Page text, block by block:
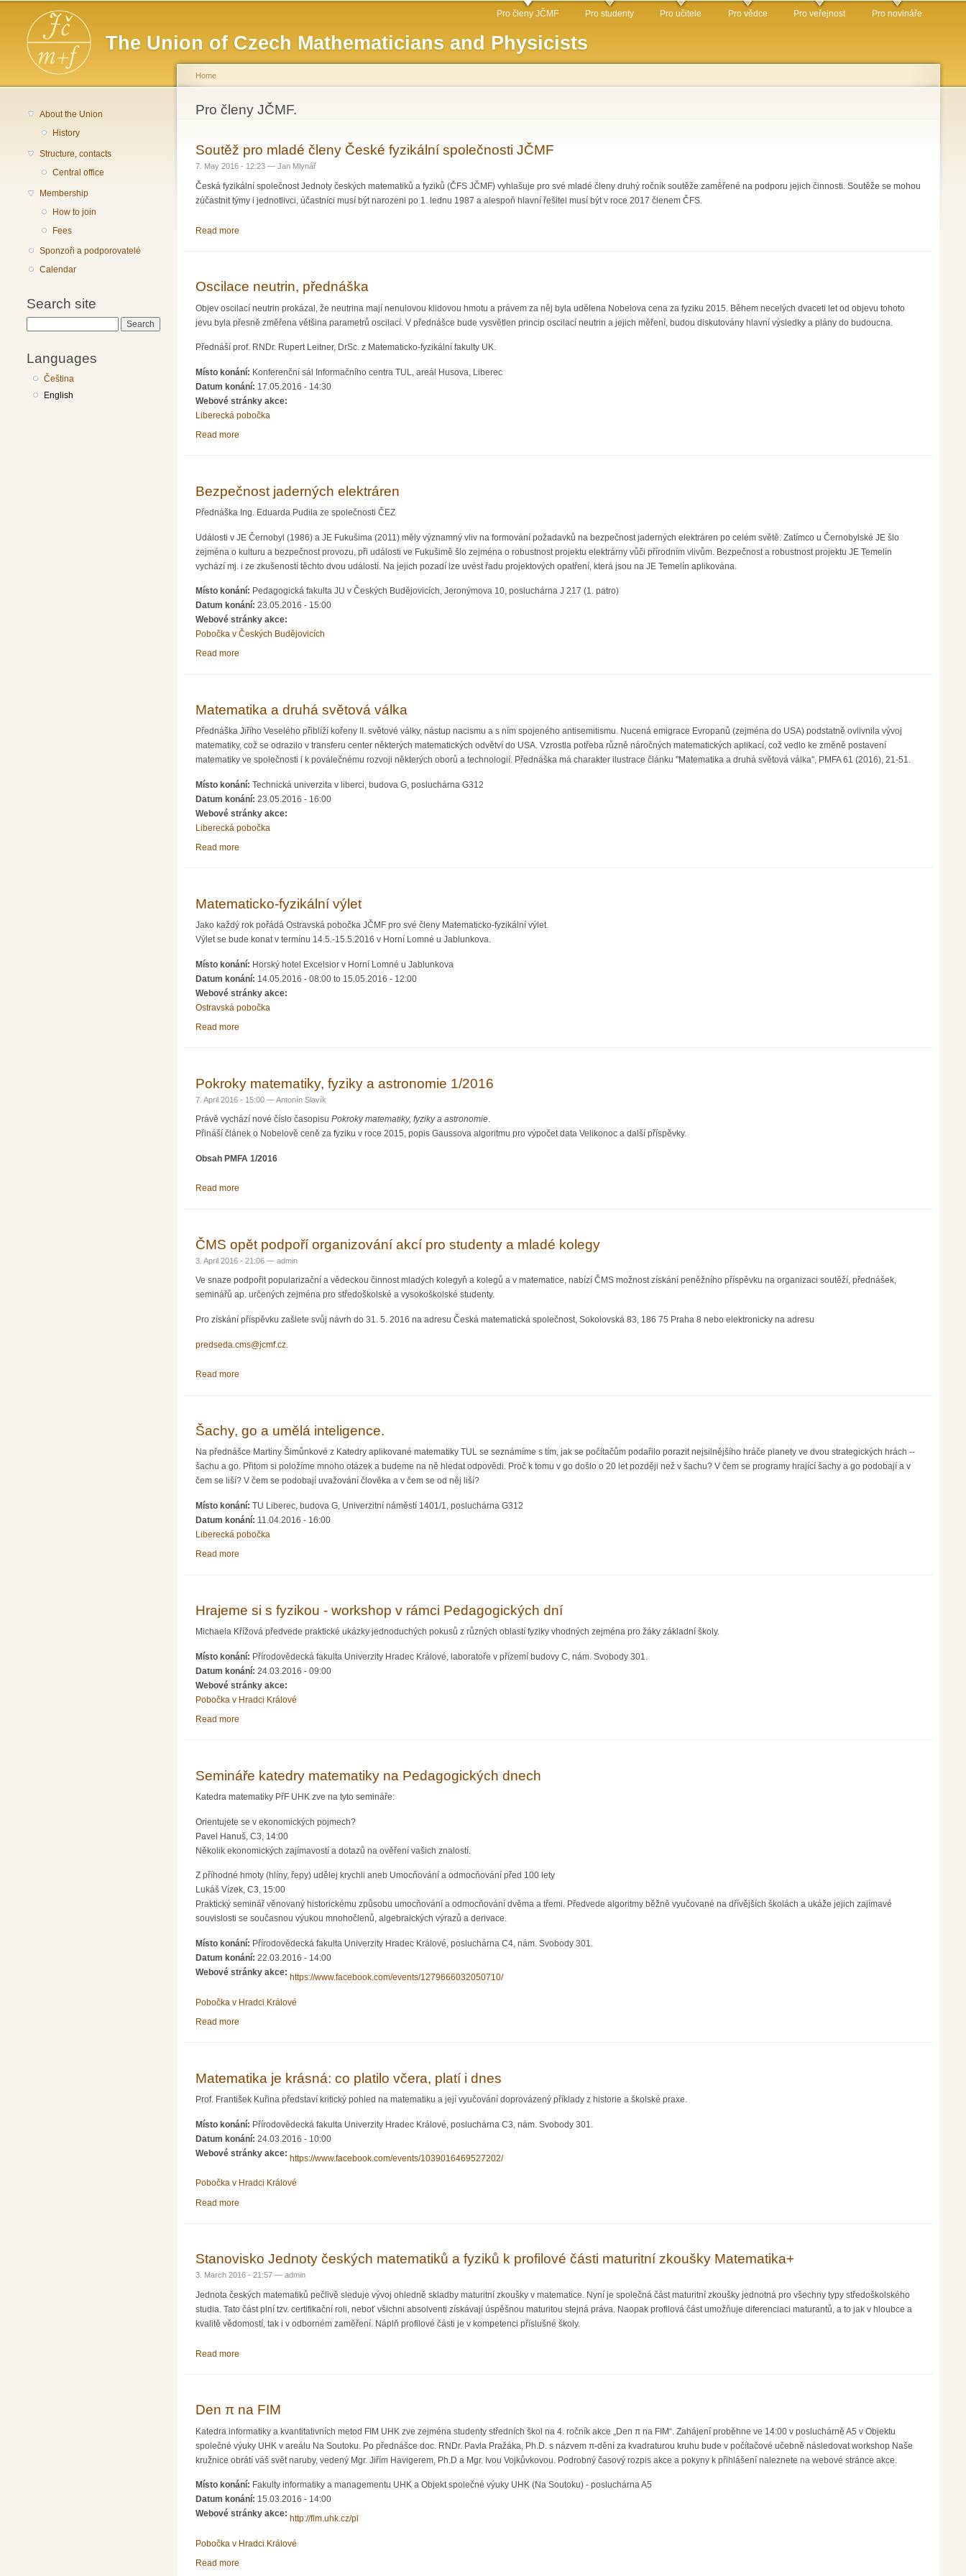
The Union of Czech Mathematicians and Physicists
Main menu Pro členy JČMF Pro studenty Pro učitele Pro vědce Pro veřejnost Pro novináře
About the Union
History
Structure, contacts
Central office
Membership
How to join
Fees
Sponzoři a podporovatelé
Calendar
Search site
Languages
Čeština
English
You are here
Home
Pro členy JČMF.
Soutěž pro mladé členy České fyzikální společnosti JČMF
7. May 2016 - 12:23 — Jan Mlynář
Česká fyzikální společnost Jednoty českých matematiků a fyziků (ČFS JČMF) vyhlašuje pro své mladé členy druhý ročník soutěže zaměřené na podporu jejich činnosti. Soutěže se mohou
zúčastnit týmy i jednotlivci, účastníci musí být narozeni po 1. lednu 1987 a alespoň hlavní řešitel musí být v roce 2017 členem ČFS.
Read more
Oscilace neutrin, přednáška
Objev oscilací neutrin prokázal, že neutrina mají nenulovou klidovou hmotu a právem za něj byla udělena Nobelova cena za fyziku 2015. Během necelých dvaceti let od objevu tohoto
jevu byla přesně změřena většina parametrů oscilací. V přednášce bude vysvětlen princip oscilací neutrin a jejich měření, budou diskutovány hlavní výsledky a plány do budoucna.
Přednáší prof. RNDr. Rupert Leitner, DrSc. z Matematicko-fyzikální fakulty UK.
Místo konání: Konferenční sál Informačního centra TUL, areál Husova, Liberec
Datum konání: 17.05.2016 - 14:30
Webové stránky akce:
Liberecká pobočka
Read more
Bezpečnost jaderných elektráren
Přednáška Ing. Eduarda Pudila ze společnosti ČEZ
Události v JE Černobyl (1986) a JE Fukušima (2011) měly významný vliv na formování požadavků na bezpečnost jaderných elektráren po celém světě. Zatímco u Černobylské JE šlo
zejména o kulturu a bezpečnost provozu, při události ve Fukušimě šlo zejména o robustnost projektu elektrárny vůči přírodním vlivům. Bezpečnost a robustnost projektu JE Temelín
vychází mj. i ze zkušeností těchto dvou událostí. Na jejich pozadí lze uvést řadu projektových opatření, která jsou na JE Temelín aplikována.
Místo konání: Pedagogická fakulta JU v Českých Budějovicích, Jeronýmova 10, posluchárna J 217 (1. patro)
Datum konání: 23.05.2016 - 15:00
Webové stránky akce:
Pobočka v Českých Budějovicích
Read more
Matematika a druhá světová válka
Přednáška Jiřího Veselého přiblíží kořeny II. světové války, nástup nacismu a s ním spojeného antisemitismu. Nucená emigrace Evropanů (zejména do USA) podstatně ovlivnila vývoj
matematiky, což se odrazilo v transferu center některých matematických odvětví do USA. Vzrostla potřeba různě náročných matematických aplikací, což vedlo ke změně postavení
matematiky ve společnosti i k poválečnému rozvoji některých oborů a technologií. Přednáška má charakter ilustrace článku "Matematika a druhá světová válka", PMFA 61 (2016), 21-51.
Místo konání: Technická univerzita v liberci, budova G, posluchárna G312
Datum konání: 23.05.2016 - 16:00
Webové stránky akce:
Liberecká pobočka
Read more
Matematicko-fyzikální výlet
Jako každý rok pořádá Ostravská pobočka JČMF pro své členy Matematicko-fyzikální výlet.
Výlet se bude konat v termínu 14.5.-15.5.2016 v Horní Lomné u Jablunkova.
Místo konání: Horský hotel Excelsior v Horní Lomné u Jablunkova
Datum konání: 14.05.2016 - 08:00 to 15.05.2016 - 12:00
Webové stránky akce:
Ostravská pobočka
Read more
Pokroky matematiky, fyziky a astronomie 1/2016
7. April 2016 - 15:00 —Antonín Slavík
Právě vychází nové číslo časopisu Pokroky matematiky, fyziky a astronomie.
Přináší článek o Nobelově ceně za fyziku v roce 2015, popis Gaussova algoritmu pro výpočet data Velikonoc a další příspěvky.
Obsah PMFA 1/2016
Read more
ČMS opět podpoří organizování akcí pro studenty a mladé kolegy
3. April 2016 - 21:06 — admin
Ve snaze podpořit popularizační a vědeckou činnost mladých kolegyň a kolegů a v matematice, nabízí ČMS možnost získání peněžního příspěvku na organizaci soutěží, přednášek,
seminářů ap. určených zejména pro středoškolské a vysokoškolské studenty.
Pro získání příspěvku zašlete svůj návrh do 31. 5. 2016 na adresu Česká matematická společnost, Sokolovská 83, 186 75 Praha 8 nebo elektronicky na adresu
predseda.cms@jcmf.cz
Read more
Šachy, go a umělá inteligence.
Na přednášce Martiny Šimůnkové z Katedry aplikované matematiky TUL se seznámíme s tím, jak se počítačům podařilo porazit nejsilnějšího hráče planety ve dvou strategických hrách --
šachu a go. Přitom si položíme mnoho otázek a budeme na ně hledat odpovědi. Proč k tomu v go došlo o 20 let později než v šachu? V čem se programy hrající šachy a go podobají a v
čem se liší? V čem se podobají uvažování člověka a v čem se od něj liší?
Místo konání: TU Liberec, budova G, Univerzitní náměstí 1401/1, posluchárna G312
Datum konání: 11.04.2016 - 16:00
Liberecká pobočka
Read more
Hrajeme si s fyzikou - workshop v rámci Pedagogických dní
Michaela Křížová předvede praktické ukázky jednoduchých pokusů z různých oblastí fyziky vhodných zejména pro žáky základní školy.
Místo konání: Přírodovědecká fakulta Univerzity Hradec Králové, laboratoře v přízemí budovy C, nám. Svobody 301.
Datum konání: 24.03.2016 - 09:00
Webové stránky akce:
Pobočka v Hradci Králové
Read more
Semináře katedry matematiky na Pedagogických dnech
Katedra matematiky PřF UHK zve na tyto semináře:
Orientujete se v ekonomických pojmech?
Pavel Hanuš, C3, 14:00
Několik ekonomických zajímavostí a dotazů na ověření vašich znalostí.
Z příhodné hmoty (hlíny, řepy) udělej krychli aneb Umocňování a odmocňování před 100 lety
Lukáš Vízek, C3, 15:00
Praktický seminář věnovaný historickému způsobu umocňování a odmocňování dvěma a třemi. Předvede algoritmy běžně vyučované na dřívějších školách a ukáže jejich zajímavé
souvislosti se současnou výukou mnohočlenů, algebraických výrazů a derivace.
Místo konání: Přírodovědecká fakulta Univerzity Hradec Králové, posluchárna C4, nám. Svobody 301.
Datum konání: 22.03.2016 - 14:00
Webové stránky akce:
https://www.facebook.com/events/1279666032050710/
Pobočka v Hradci Králové
Read more
Matematika je krásná: co platilo včera, platí i dnes
Prof. František Kuřina představí kritický pohled na matematiku a její vyučování doprovázený příklady z historie a školské praxe.
Místo konání: Přírodovědecká fakulta Univerzity Hradec Králové, posluchárna C3, nám. Svobody 301.
Datum konání: 24.03.2016 - 10:00
Webové stránky akce:
https://www.facebook.com/events/1039016469527202/
Pobočka v Hradci Králové
Read more
Stanovisko Jednoty českých matematiků a fyziků k profilové části maturitní zkoušky Matematika+
3. March 2016 - 21:57 — admin
Jednota českých matematiků pečlivě sleduje vývoj ohledně skladby maturitní zkoušky v matematice. Nyní je společná část maturitní zkoušky jednotná pro všechny typy středoškolského
studia. Tato část plní tzv. certifikační roli, neboť všichni absolventi získávají úspěšnou maturitou stejná práva. Naopak profilová část umožňuje diferenciaci maturantů, a to jak v hloubce a
kvalitě vědomostí, tak i v odborném zaměření. Náplň profilové části je v kompetenci příslušné školy.
Read more
Den π na FIM
Katedra informatiky a kvantitativních metod FIM UHK zve zejména studenty středních škol na 4. ročník akce „Den π na FIM“. Zahájení proběhne ve 14:00 v posluchárně A5 v Objektu
společné výuky UHK v areálu Na Soutoku. Po přednášce doc. RNDr. Pavla Pražáka, Ph.D. s názvem π-dění za kvadraturou kruhu bude v počítačové učebně následovat workshop Naše
kružnice obrátí váš svět naruby, vedený Mgr. Jiřím Havigerem, Ph.D a Mgr. Ivou Vojkůvkovou. Podrobný časový rozpis akce a pokyny k přihlášení naleznete na webové stránce akce.
Místo konání: Fakulty informatiky a managementu UHK a Objekt společné výuky UHK (Na Soutoku) - posluchárna A5
Datum konání: 15.03.2016 - 14:00
Webové stránky akce:
http://fim.uhk.cz/pi
Pobočka v Hradci Králové
Read more